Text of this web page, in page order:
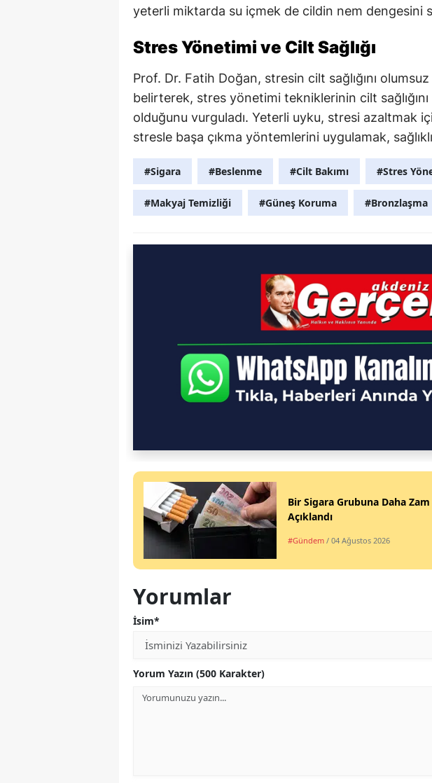
yeterli miktarda su içmek de cildin nem dengesini
Stres Yönetimi ve Cilt Sağlığı
Prof. Dr. Fatih Doğan, stresin cilt sağlığını
belirterek, stres yönetimi tekniklerinin cilt
olduğunu vurguladı. Yeterli uyku, stresi azaltmak
stresle başa çıkma yöntemlerini uygulamak,
#Sigara #Beslenme #Cilt Bakımı #Stres
#Makyaj Temizliği #Güneş Koruma #Bronzlaşma
Bir Sigara Grubuna Daha
Açıklandı
#Gündem / 04 Ağustos 2026
Yorumlar
İsim*
Yorum Yazın (500 Karakter)